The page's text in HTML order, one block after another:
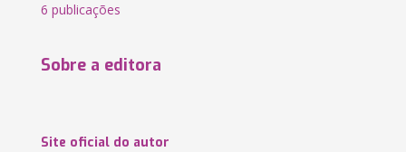
6 publicações
Sobre a editora
Site oficial do autor